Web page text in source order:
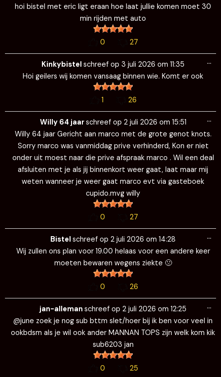
hoi bistel met eric ligt eraan hoe laat jullie komen moet 30
min rijden met auto
0 27
Kinkybistel schreef op 3 juli 2026 om 11:35
Hoi geilers wij komen vansaag binnen wie. Komt er ook
1 26
…
Willy 64 jaarschreef op 2 juli 2026 om 15:51
Willy 64 jaar Gericht aan marco met de grote genot knots.
Sorry marco was vanmiddag prive verhinderd, Kon er niet
onder uit moest naar die prive afspraak marco . Wil een deal
afsluiten met je als jij binnenkort weer gaat, laat maar mij
weten wanneer je weer gaat marco evt via gasteboek
cupido.mvg willy
0 27
…
Bistel schreef op 2 juli 2026 om 14:28
Wij zullen ons plan voor 19.00 helaas voor een andere keer
moeten bewaren wegens ziekte 🙁
0 26
…
jan-alleman schreef op 2 juli 2026 om 12:25
@june zoek je nog sub bttm slet/hoer bij ik ben voor veel in
ookbdsm als je wil ook ander MANNAN TOPS zijn welk kom kik
sub6203 jan
0 25
…